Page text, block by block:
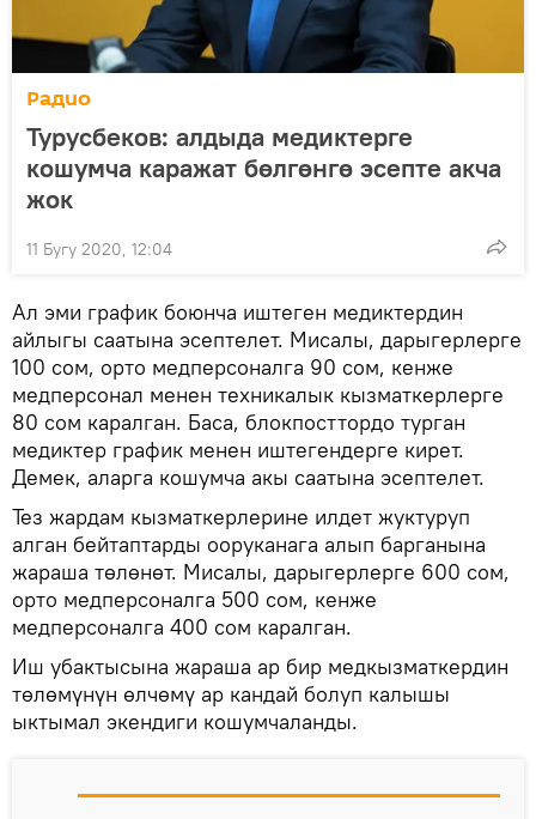
Радио
Турусбеков: алдыда медиктерге
кошумча каражат бөлгөнгө эсепте акча
жок
11 Бугу 2020, 12:04
Ал эми график боюнча иштеген медиктердин
айлыгы саатына эсептелет. Мисалы, дарыгерлерге
100 сом, орто медперсоналга 90 сом, кенже
медперсонал менен техникалык кызматкерлерге
80 сом каралган. Баса, блокпосттордо турган
медиктер график менен иштегендерге кирет.
Демек, аларга кошумча акы саатына эсептелет.
Тез жардам кызматкерлерине илдет жуктуруп
алган бейтаптарды ооруканага алып барганына
жараша төлөнөт. Мисалы, дарыгерлерге 600 сом,
орто медперсоналга 500 сом, кенже
медперсоналга 400 сом каралган.
Иш убактысына жараша ар бир медкызматкердин
төлөмүнүн өлчөмү ар кандай болуп калышы
ыктымал экендиги кошумчаланды.